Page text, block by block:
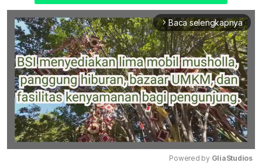
arrow_forward_ios Baca selengkapnya
Powered by GliaStudios